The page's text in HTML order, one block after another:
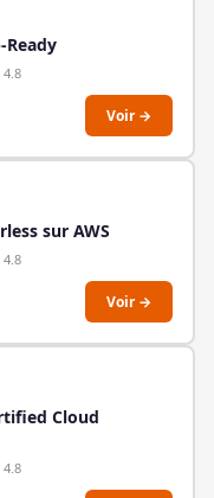
Ready
4.8
Voir →
sur AWS
4.8
Voir →
Cloud
4.8